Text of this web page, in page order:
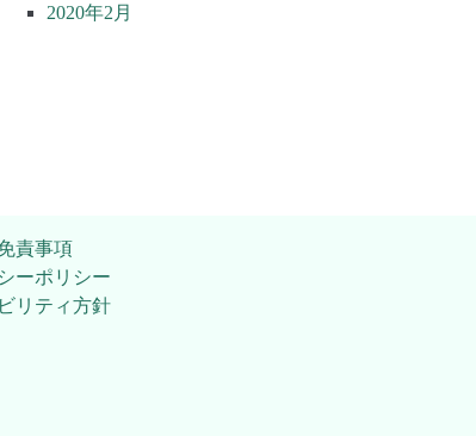
2020年2月
責事項
ーポリシー
リティ方針